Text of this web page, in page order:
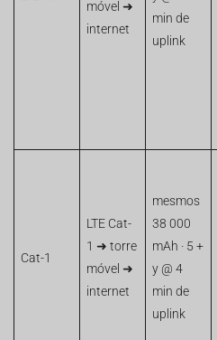
móvel ➜
internet
min de
uplink
Cat-1
LTE Cat-
1 ➜ torre
móvel ➜
internet
mesmos
38 000
mAh · 5 +
y @ 4
min de
uplink